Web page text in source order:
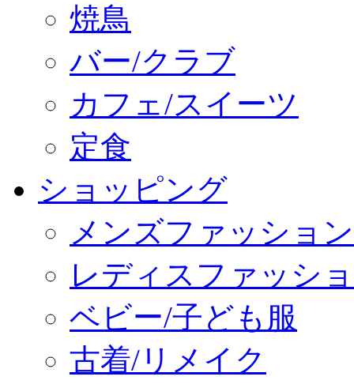
焼鳥
バー/クラブ
カフェ/スイーツ
定食
ショッピング
メンズファッション
レディスファッシ
ベビー/子ども服
古着/リメイク